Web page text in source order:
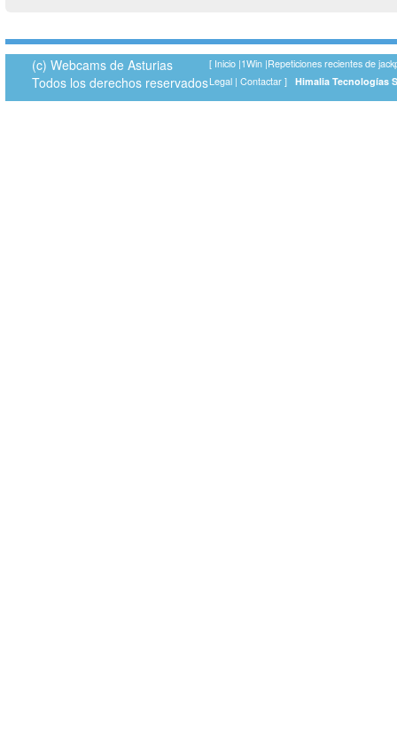
(c) Webcams de Asturias
Todos los derechos reservados
[ Inicio |1Win |Repeticiones recientes de
Legal | Contactar Himalia Tecnologías